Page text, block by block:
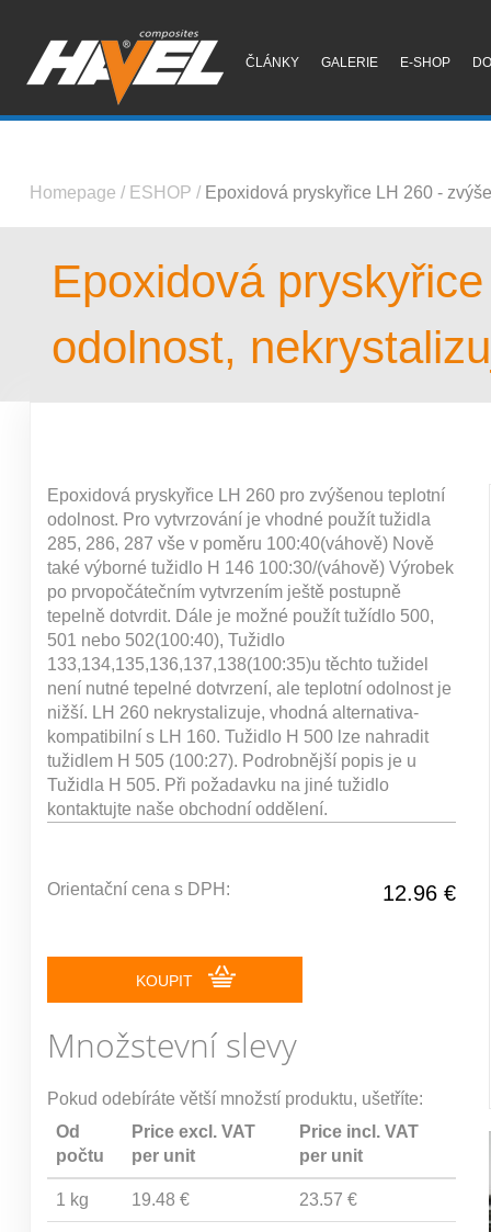
ČLÁNKY GALERIE E-SHOP
Homepage / ESHOP / Epoxidová pryskyřice LH 260 -
Epoxidová
odolnost,
Epoxidová pryskyřice LH 260 pro zvýšenou teplotní
odolnost. Pro vytvrzování je vhodné použít tužidla
285, 286, 287 vše v poměru 100:40(váhově) Nově
také výborné tužidlo H 146 100:30/(váhově) Výrobek
po prvopočátečním vytvrzením ještě postupně
tepelně dotvrdit. Dále je možné použít tužídlo 500,
501 nebo 502(100:40), Tužidlo
133,134,135,136,137,138(100:35)u těchto tužidel
není nutné tepelné dotvrzení, ale teplotní odolnost je
nižší. LH 260 nekrystalizuje, vhodná alternativa-
kompatibilní s LH 160. Tužidlo H 500 lze nahradit
tužidlem H 505 (100:27). Podrobnější popis je u
Tužidla H 505. Při požadavku na jiné tužidlo
kontaktujte naše obchodní oddělení.
12.96 €
Orientační cena s DPH:
KOUPIT
Množstevní slevy
Pokud odebíráte větší množstí produktu, ušetříte:
Od
počtu
Price excl. VAT
per unit
Price incl. VAT
per unit
1 kg 19.48 € 23.57 €